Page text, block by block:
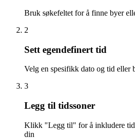
Bruk søkefeltet for å finne byer
2
Sett egendefinert tid
Velg en spesifikk dato og tid eller
3
Legg til tidssoner
Klikk "Legg til" for å inkludere
din